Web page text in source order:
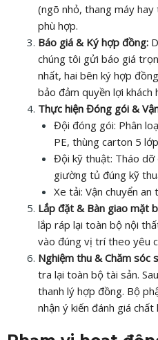
(ngõ nhỏ, thang máy
phù hợp.
Báo giá & Ký hợp đồng:
chúng tôi gửi báo giá
nhất, hai bên ký hợp
bảo đảm quyền lợi khách
Thực hiện Đóng gói &
Đội đóng gói: Phân
PE, thùng carton 5
Đội kỹ thuật: Tháo dỡ
giường tủ đúng kỹ
Xe tải: Vận chuyển an
Lắp đặt & Bàn giao mặt
lắp ráp lại toàn bộ nội
vào đúng vị trí theo yêu
Nghiệm thu & Chăm sóc
tra lại toàn bộ tài sản.
thanh lý hợp đồng. Bộ
nhận ý kiến đánh giá